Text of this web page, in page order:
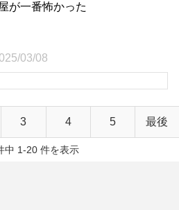
が一番怖かった
03/08
3 4 5 最後
中 1-20 件を表示